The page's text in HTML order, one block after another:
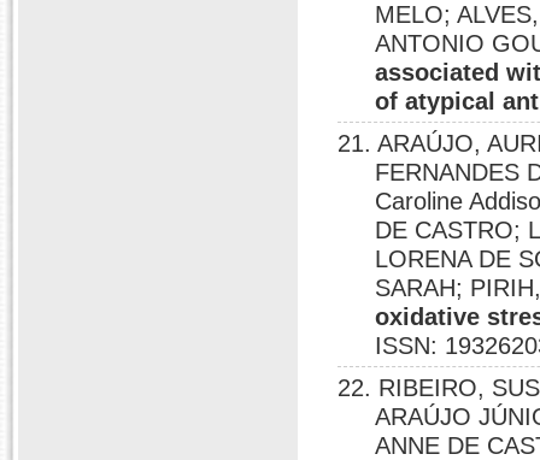
MELO;
ANTONIO
associated
of atypical
21. ARAÚJO,
FERNANDES
Caroline
DE CASTRO;
LORENA DE
SARAH;
oxidative
ISSN:
22. RIBEIRO,
ARAÚJO
ANNE DE